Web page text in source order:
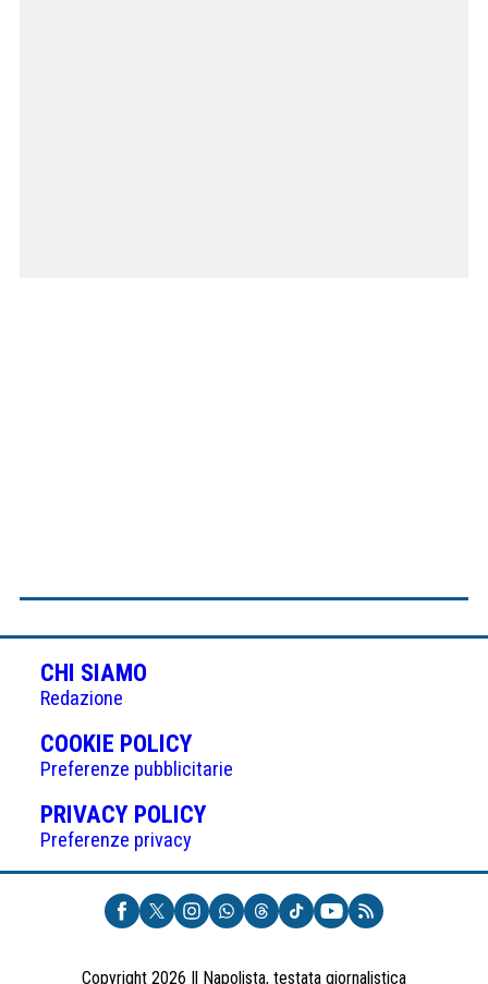
CHI SIAMO
Redazione
COOKIE POLICY(APRE
IN
UNA
NUOVA
Preferenze pubblicitarie
PRIVACY POLICY(APRE
UNA
NUOVA
SCHEDA)
Preferenze privacy
Copyright 2026 Il Napolista, testata giornalistica